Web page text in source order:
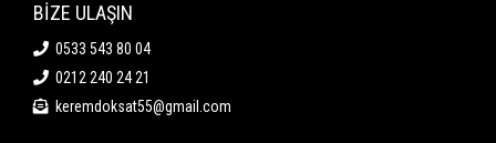
BİZE ULAŞIN
0533 543 80 04
0212 240 24 21
keremdoksat55@gmail.com